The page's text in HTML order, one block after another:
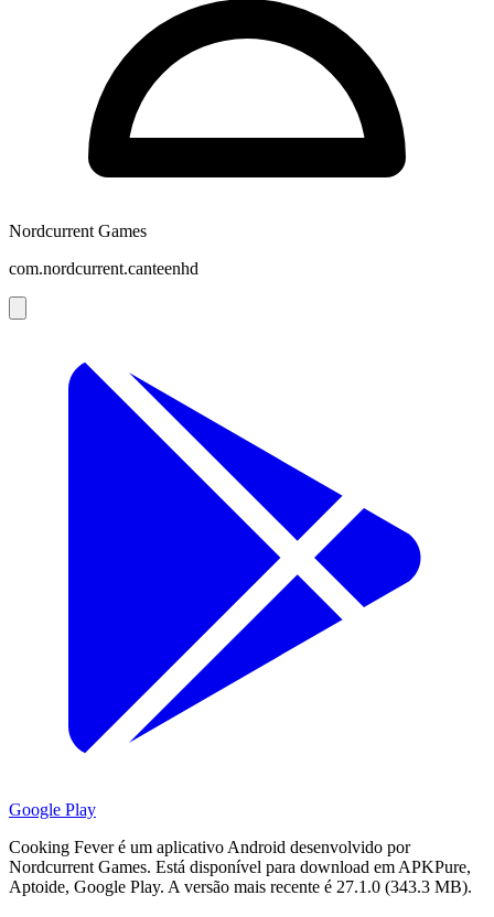
Nordcurrent Games
com.nordcurrent.canteenhd
Google Play
Cooking Fever é um aplicativo Android desenvolvido por
Nordcurrent Games. Está disponível para download em APKPure,
Aptoide, Google Play. A versão mais recente é 27.1.0 (343.3 MB).